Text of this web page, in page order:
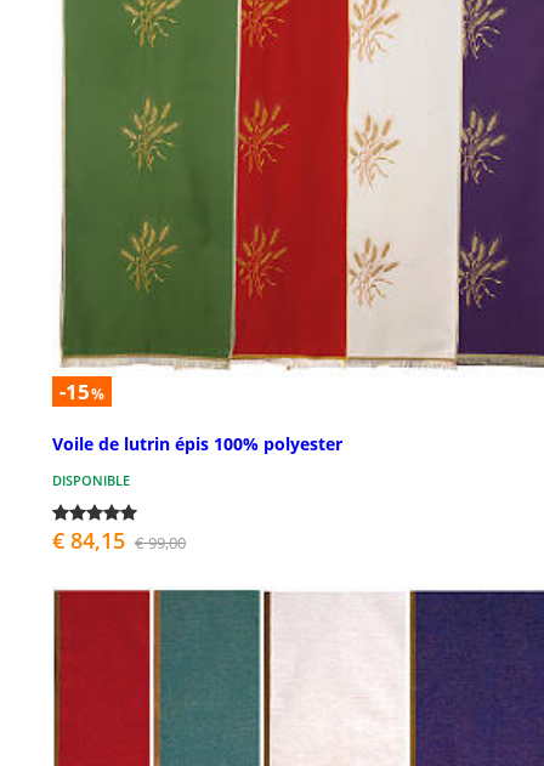
-15%
Voile de lutrin épis 100% polyester
DISPONIBLE
€ 84,15 € 99,00